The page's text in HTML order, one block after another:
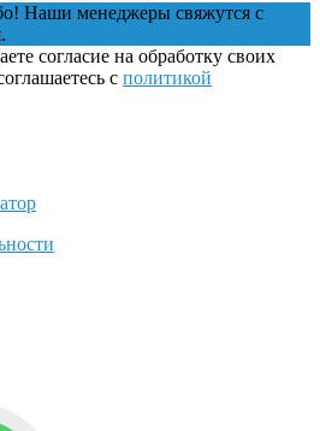
Наши менеджеры свяжутся с
согласие на обработку своих
с политикой